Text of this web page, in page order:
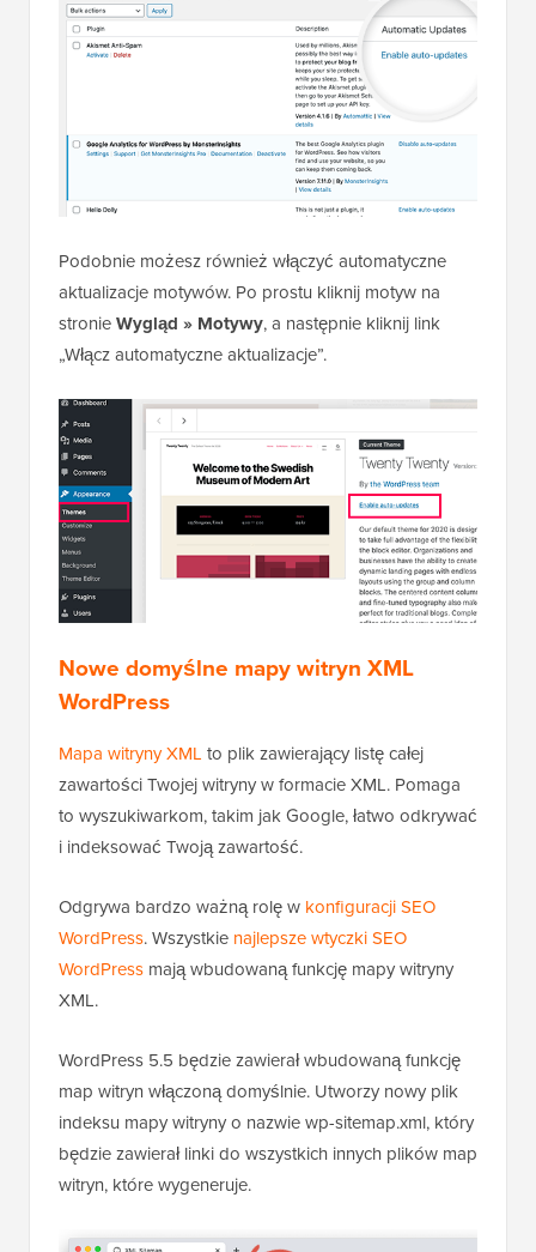
Podobnie możesz również włączyć automatyczne
aktualizacje motywów. Po prostu kliknij motyw na
stronieWygląd » Motywy, a następnie kliknij link
„Włącz automatyczne aktualizacje”.
Nowe domyślne mapy witryn XML
WordPress
Mapa witryny XML to plik zawierający listę całej
zawartości Twojej witryny w formacie XML. Pomaga
to wyszukiwarkom, takim jak Google, łatwo odkrywać
i indeksować Twoją zawartość.
Odgrywa bardzo ważną rolę w konfiguracji SEO
WordPress. Wszystkie najlepsze wtyczki SEO
WordPress mają wbudowaną funkcję mapy witryny
XML.
WordPress 5.5 będzie zawierał wbudowaną funkcję
map witryn włączoną domyślnie. Utworzy nowy plik
indeksu mapy witryny o nazwie wp-sitemap.xml, który
będzie zawierał linki do wszystkich innych plików map
witryn, które wygeneruje.